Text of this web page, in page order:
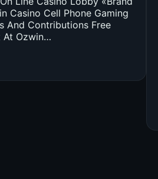
Casino Cell Phone Gaming
And Contributions Free
At Ozwin…